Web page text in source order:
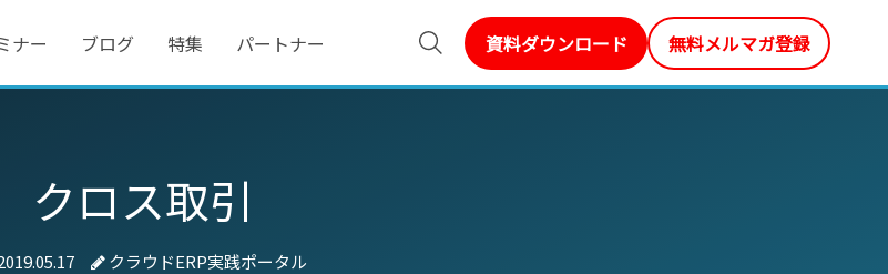
ナー ブログ 特集 パートナー 資料ダウンロード 無料メルマガ登録
クロス取引
クラウドERP実践ポータル